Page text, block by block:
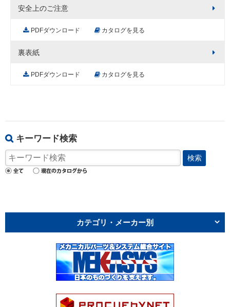
安全上のご注意
PDFダウンロード カタログを見る
裏表紙
PDFダウンロード カタログを見る
キーワード検索
検索
カテゴリ・メーカー別